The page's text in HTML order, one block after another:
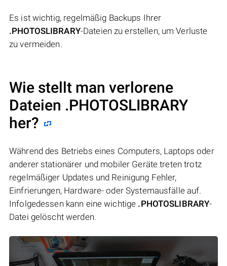
Es ist wichtig, regelmäßig Backups Ihrer
.PHOTOSLIBRARY-Dateien zu erstellen, um Verluste
zu vermeiden.
Wie stellt man verlorene
Dateien .PHOTOSLIBRARY
her?
Während des Betriebs eines Computers, Laptops oder
anderer stationärer und mobiler Geräte treten trotz
regelmäßiger Updates und Reinigung Fehler,
Einfrierungen, Hardware- oder Systemausfälle auf.
Infolgedessen kann eine wichtige .PHOTOSLIBRARY-
Datei gelöscht werden.